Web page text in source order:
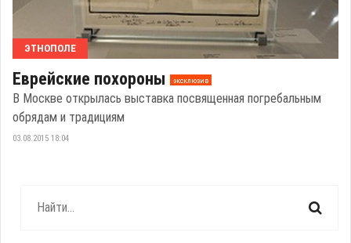
ЭТНОПОЛЕ
Еврейские похороны эксклюзив
В Москве открылась выставка посвященная погребальным
обрядам и традициям
03.08.2015 18:04